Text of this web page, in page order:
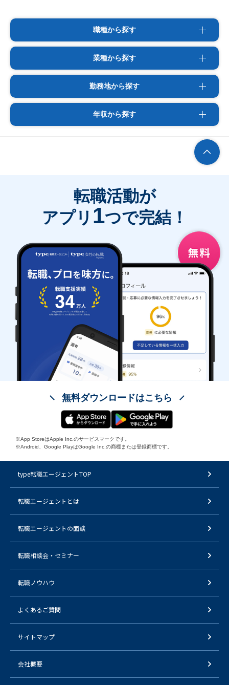
職種から探す
業種から探す
勤務地から探す
年収から探す
転職活動が
アプリ 1つで完結！
無料ダウンロードはこちら
※App StoreはApple Inc.のサービスマークです。
※Android、Google PlayはGoogle Inc.の商標または登録商標です。
type転職エージェントTOP
転職エージェントとは
転職エージェントの面談
転職相談会・セミナー
転職ノウハウ
よくあるご質問
サイトマップ
会社概要